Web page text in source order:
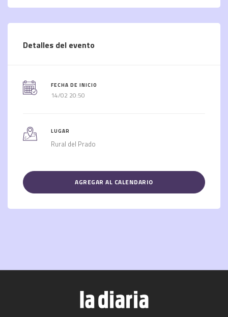
Detalles del evento
FECHA DE INICIO
14/02 20:50
LUGAR
Rural del Prado
AGREGAR AL CALENDARIO